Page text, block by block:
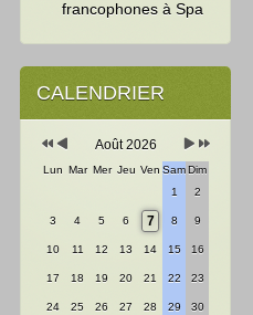
francophones à Spa
CALENDRIER
Année
précédente
Mois
précédent
Année
Mois
Août 2026
Lun Mar Mer Jeu Ven SamDim
1
2
3 4 5 6 7 8 9
10 11 12 13 14 15 16
17 18 19 20 21 22 23
24 25 26 27 28 29 30